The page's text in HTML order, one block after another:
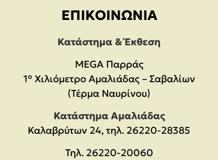
ΕΠΙΚΟΙΝΩΝΊΑ
Κατάστημα & Έκθεση
MEGA Παρράς
1° Χιλιόμετρο Αμαλιάδας – Σαβαλίων
(Τέρμα Ναυρίνου)
Κατάστημα Αμαλιάδας
Καλαβρύτων 24, τηλ. 26220-28385
Τηλ. 26220-20060